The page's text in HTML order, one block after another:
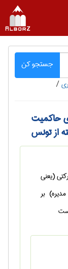
جستجو کن
/
حاکمیت
از تونس
(یعنی
بر